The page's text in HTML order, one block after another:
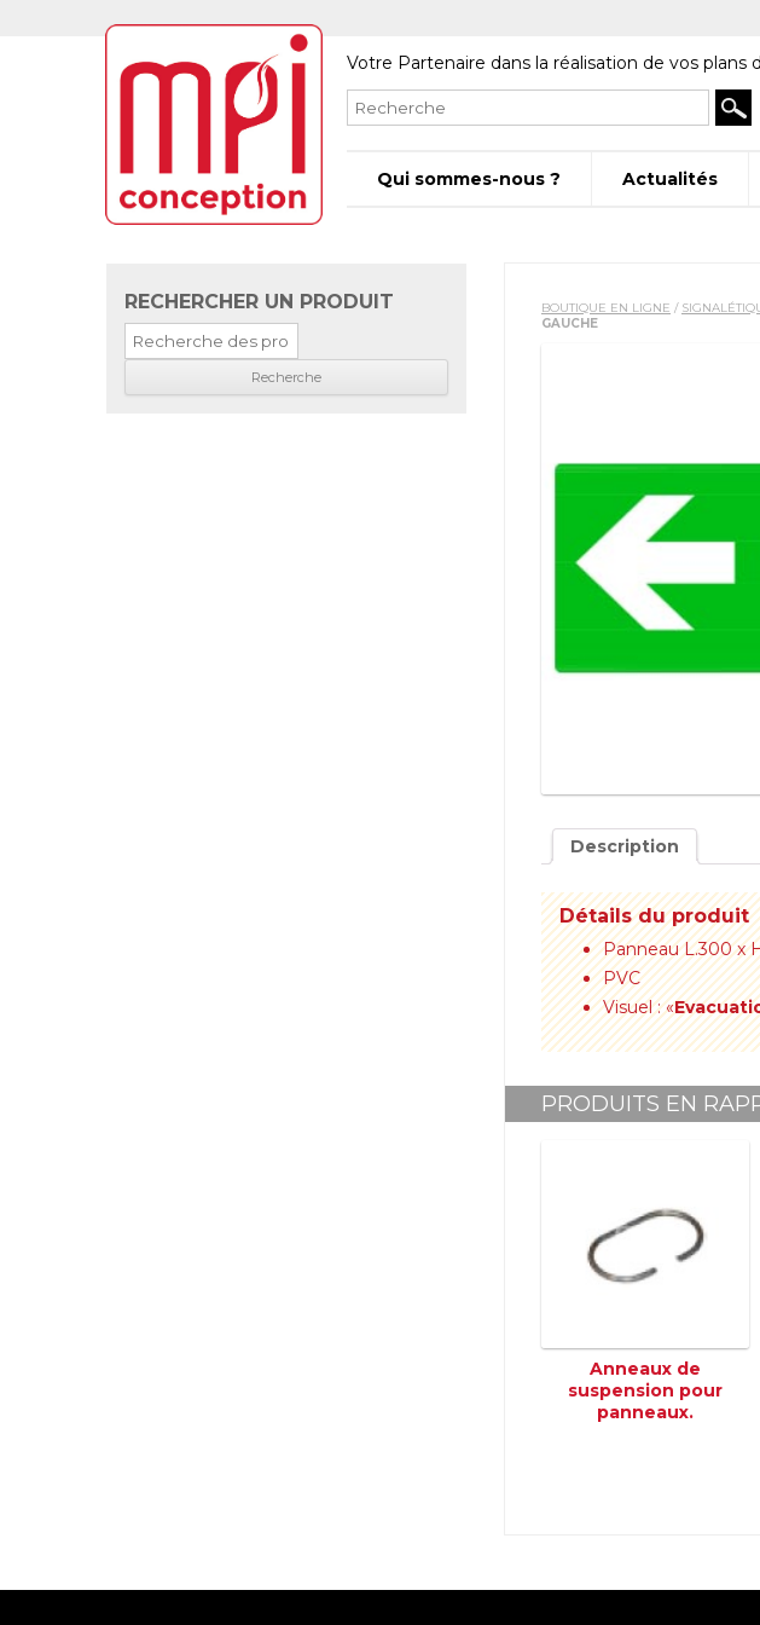
Votre Partenaire dans la réalisation de vos plans
Qui sommes-nous ? Actualités
BOUTIQUE EN LIGNE /
GAUCHE
Description
Détails du produit
Panneau L.300 x
PVC
Visuel : «
PRODUITS EN
Anneaux de
suspension pour
panneaux.
RECHERCHER UN PRODUIT
Recherche
pour
: